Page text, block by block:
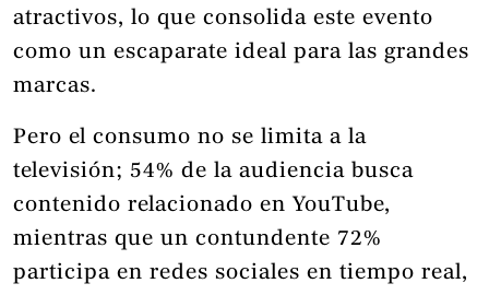
atractivos, lo que consolida este evento
como un escaparate ideal para las grandes
marcas.
Pero el consumo no se limita a la
televisión; 54% de la audiencia busca
contenido relacionado en YouTube,
mientras que un contundente 72%
participa en redes sociales en tiempo real,